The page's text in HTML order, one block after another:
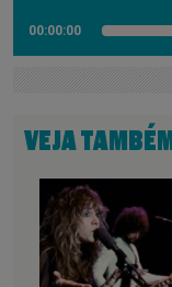
00:00:00
VEJA TAMBÉM